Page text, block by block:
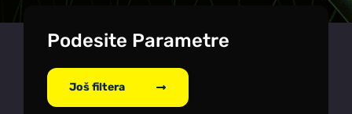
Podesite Parametre
Još filtera